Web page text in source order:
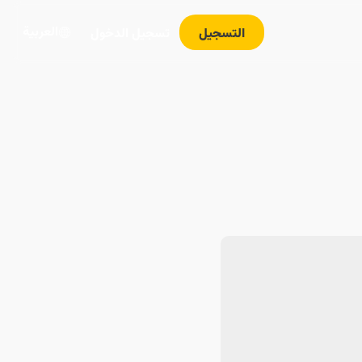
التسجيل